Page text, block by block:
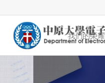
我們的榮耀